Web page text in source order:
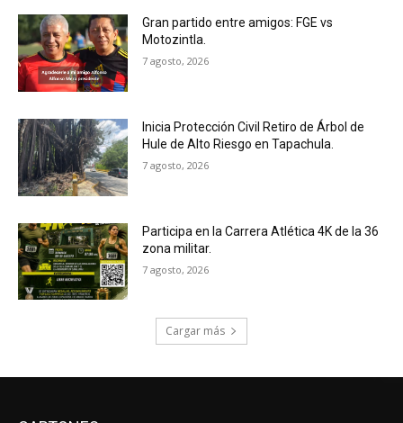
Gran partido entre amigos: FGE vs
Motozintla.
7 agosto, 2026
Inicia Protección Civil Retiro de Árbol de
Hule de Alto Riesgo en Tapachula.
7 agosto, 2026
Participa en la Carrera Atlética 4K de la 36
zona militar.
7 agosto, 2026
Cargar más